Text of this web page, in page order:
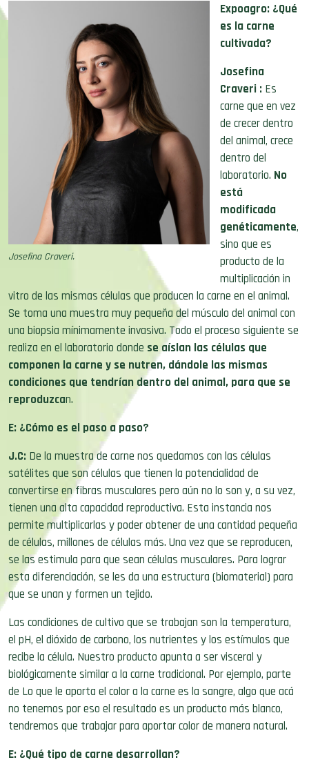
Josefina Craveri.
Expoagro: ¿Qué
es la carne
cultivada?
Josefina
Craveri : Es
carne que en vez
de crecer dentro
del animal, crece
dentro del
laboratorio. No
está
modificada
genéticamente,
sino que es
producto de la
multiplicación in
vitro de las mismas células que producen la carne en el animal.
Se toma una muestra muy pequeña del músculo del animal con
una biopsia mínimamente invasiva. Todo el proceso siguiente se
realiza en el laboratorio donde se aíslan las células que
componen la carne y se nutren, dándole las mismas
condiciones que tendrían dentro del animal, para que se
reproduzcan.
E: ¿Cómo es el paso a paso?
J.C: De la muestra de carne nos quedamos con las células
satélites que son células que tienen la potencialidad de
convertirse en fibras musculares pero aún no lo son y, a su vez,
tienen una alta capacidad reproductiva. Esta instancia nos
permite multiplicarlas y poder obtener de una cantidad pequeña
de células, millones de células más. Una vez que se reproducen,
se las estimula para que sean células musculares. Para lograr
esta diferenciación, se les da una estructura (biomaterial) para
que se unan y formen un tejido.
Las condiciones de cultivo que se trabajan son la temperatura,
el pH, el dióxido de carbono, los nutrientes y los estímulos que
recibe la célula. Nuestro producto apunta a ser visceral y
biológicamente similar a la carne tradicional. Por ejemplo, parte
de Lo que le aporta el color a la carne es la sangre, algo que acá
no tenemos por eso el resultado es un producto más blanco,
tendremos que trabajar para aportar color de manera natural.
E: ¿Qué tipo de carne desarrollan?